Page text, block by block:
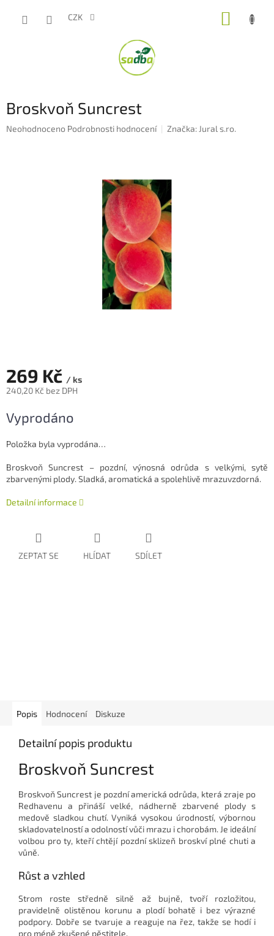
CZK
Broskvoň Suncrest
Průměrné
Neohodnoceno Podrobnosti hodnocení Značka:Jural s.ro.
269 Kč / ks
240,20 Kč bez DPH
cena:
Vyprodáno
Položka byla vyprodána…
Broskvoň Suncrest – pozdní, výnosná odrůda s velkými, sytě
zbarvenými plody. Sladká, aromatická a spolehlivě mrazuvzdorná.
Detailní informace
ZEPTAT SE HLÍDAT SDÍLET
Popis Hodnocení Diskuze
Detailní popis produktu
Broskvoň Suncrest
Broskvoň Suncrest je pozdní americká odrůda, která zraje po
Redhavenu a přináší velké, nádherně zbarvené plody s
medově sladkou chutí. Vyniká vysokou úrodností, výbornou
skladovatelností a odolností vůči mrazu i chorobám. Je ideální
volbou pro ty, kteří chtějí pozdní sklizeň broskví plné chuti a
vůně.
Růst a vzhled
Strom roste středně silně až bujně, tvoří rozložitou,
pravidelně olistěnou korunu a plodí bohatě i bez výrazné
podpory. Dobře se tvaruje a reaguje na řez, takže se hodí i
pro méně zkušené pěstitele.